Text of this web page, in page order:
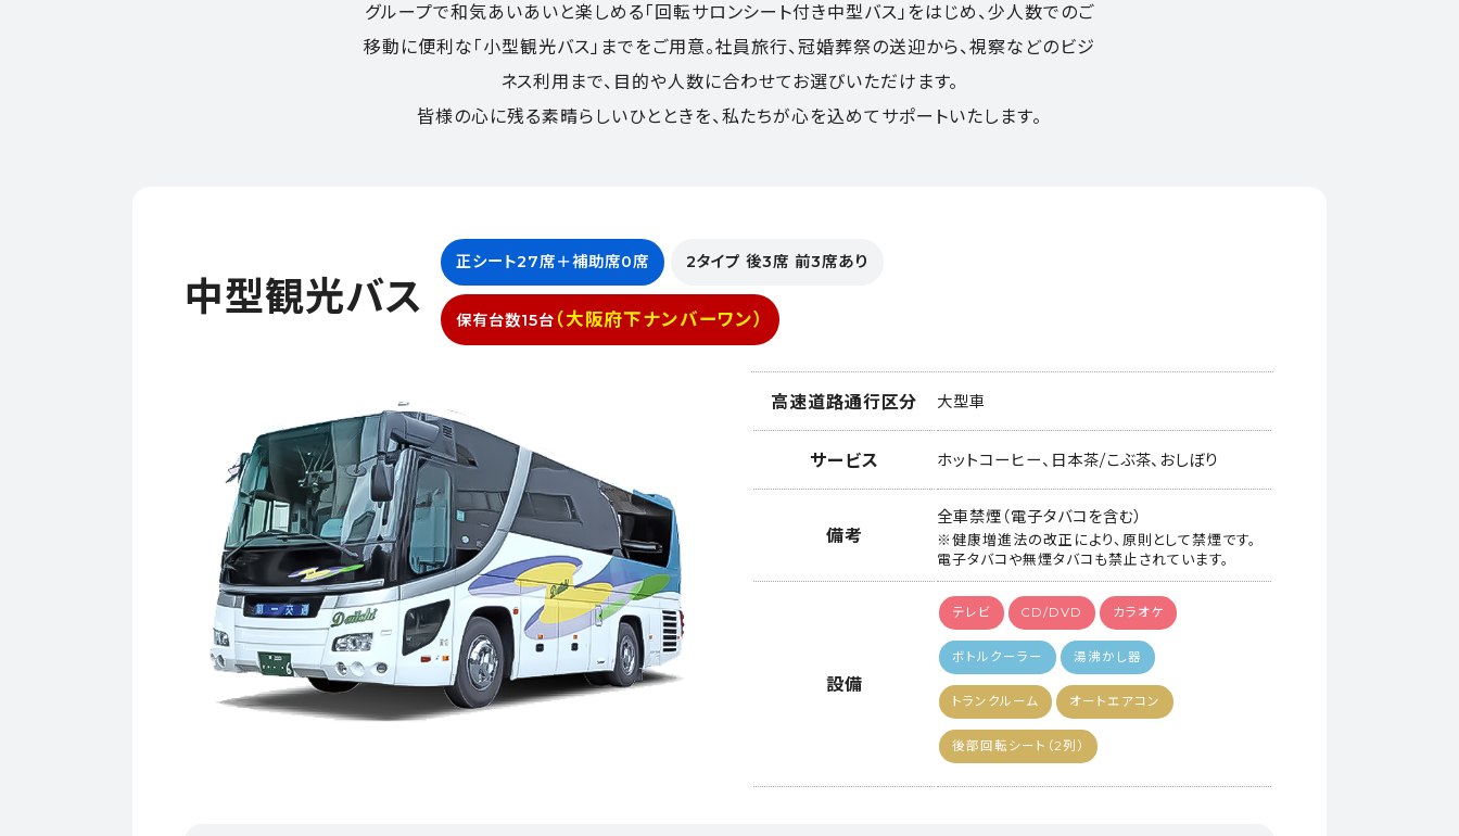
グループで和気あいあいと楽しめる「回転サロンシート付き中型バス」をはじめ、少人数でのご
移動に便利な「小型観光バス」までをご用意。社員旅行、冠婚葬祭の送迎から、視察などのビジ
ネス利用まで、目的や人数に合わせてお選びいただけます。
皆様の心に残る素晴らしいひとときを、私たちが心を込めてサポートいたします。
中型観光バス
正シート27席＋補助席0席 2タイプ 後3席 前3席あり
保有台数15台 （大阪府下ナンバーワン）
高速道路通行区分 大型車
サービス ホットコーヒー、日本茶/こぶ茶、おしぼり
備考
全車禁煙（電子タバコを含む）
※健康増進法の改正により、原則として禁煙です。
電子タバコや無煙タバコも禁止されています。
設備
テレビ CD/DVD カラオケ
ボトルクーラー 湯沸かし器
トランクルーム オートエアコン
後部回転シート（2列）